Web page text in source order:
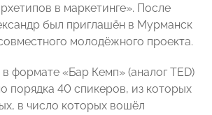
в маркетинге». После
был приглашён в Мурманск
молодёжного проекта.
формате «Бар Кемп» (аналог TED)
порядка 40 спикеров, из которых
в число которых вошёл